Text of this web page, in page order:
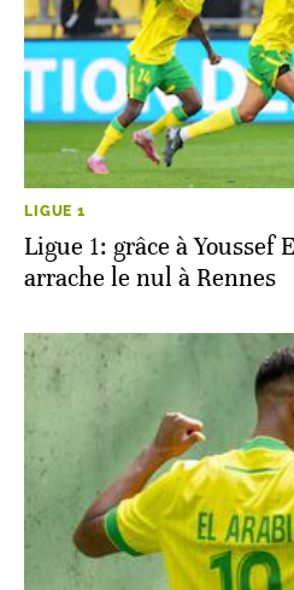
LIGUE 1
Ligue 1: grâce à Youssef
arrache le nul à Rennes